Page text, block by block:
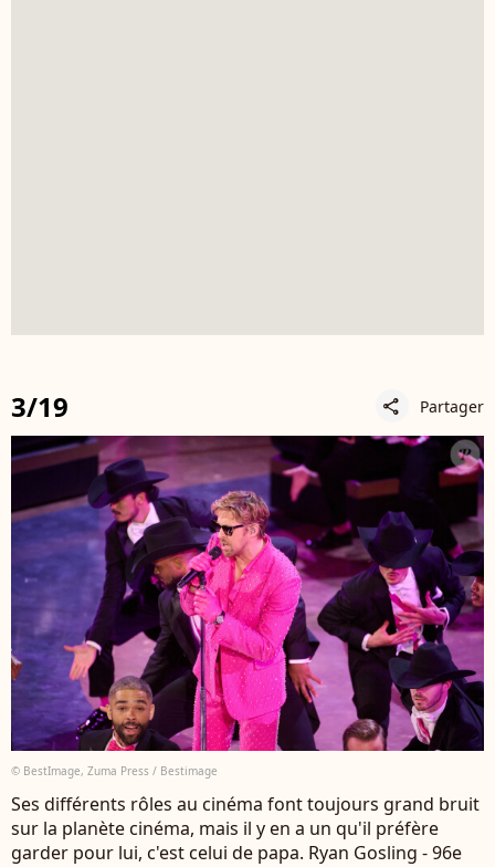
3/19 share Partager
© BestImage, Zuma Press / Bestimage
Ses différents rôles au cinéma font toujours grand bruit
sur la planète cinéma, mais il y en a un qu'il préfère
garder pour lui, c'est celui de papa. Ryan Gosling - 96e